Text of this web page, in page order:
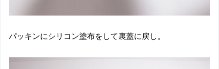
パッキンにシリコン塗布をして裏蓋に戻し。